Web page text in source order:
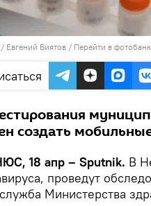
Евгений Биятов / Перейти в фотобанк
создать
18 апр – Sputnik. В
проведут
Министерства